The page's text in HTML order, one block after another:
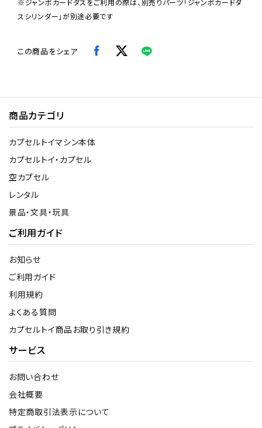
※ジャンボカードダスをご利用の際は、別売りパーツ「ジャンボカードダ
スシリンダー」が別途必要です
この商品をシェア
商品カテゴリ
カプセルトイマシン本体
カプセルトイ・カプセル
空カプセル
レンタル
景品・文具・玩具
ご利用ガイド
お知らせ
ご利用ガイド
利用規約
よくある質問
カプセルトイ商品お取り引き規約
サービス
お問い合わせ
会社概要
特定商取引法表示について